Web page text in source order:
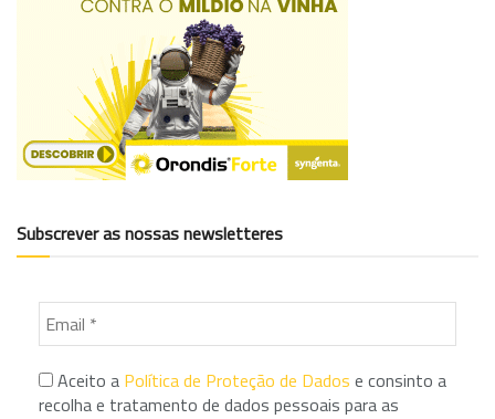
Subscrever as nossas newsletteres
Aceito a Política de Proteção de Dados e consinto a
recolha e tratamento de dados pessoais para as